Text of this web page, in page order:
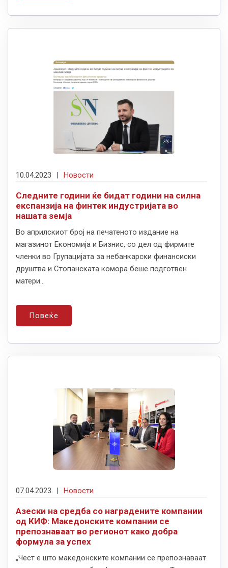
10.04.2023 Новости
Следните години ќе бидат години на силна
експанзија на финтек индустријата во
нашата земја
Во априлскиот број на печатеното издание на
магазинот Економија и Бизнис, со дел од фирмите
членки во Групацијата за небанкарски финансиски
друштва и Стопанската комора беше подготвен
матери...
Повеќе
07.04.2023 Новости
Азески на средба со наградените компании
од КИФ: Македонските компании се
препознаваат во регионот како добра
формула за успех
„Чест е што македонските компании се препознаваат